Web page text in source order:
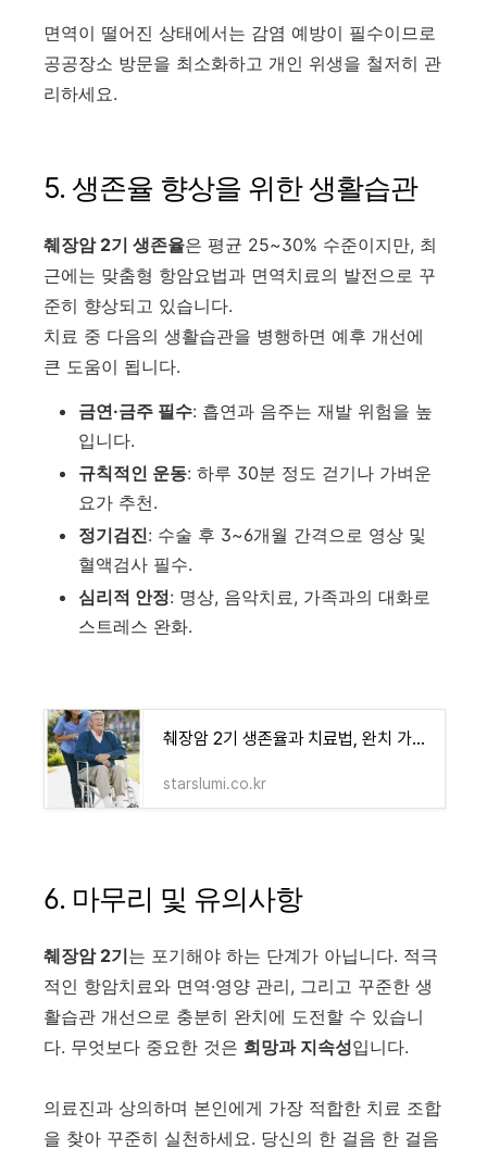
면역이 떨어진 상태에서는 감염 예방이 필수이므로
공공장소 방문을 최소화하고 개인 위생을 철저히 관
리하세요.
5. 생존율 향상을 위한 생활습관
췌장암 2기 생존율은 평균 25~30% 수준이지만, 최
근에는 맞춤형 항암요법과 면역치료의 발전으로 꾸
준히 향상되고 있습니다.
치료 중 다음의 생활습관을 병행하면 예후 개선에
큰 도움이 됩니다.
금연·금주 필수: 흡연과 음주는 재발 위험을 높
입니다.
규칙적인 운동: 하루 30분 정도 걷기나 가벼운
요가 추천.
정기검진: 수술 후 3~6개월 간격으로 영상 및
혈액검사 필수.
심리적 안정: 명상, 음악치료, 가족과의 대화로
스트레스 완화.
췌장암 2기 생존율과 치료법, 완치 가능성은? 실제 사례로 보는 희망의 길 - 블루 오아시스 정보
starslumi.co.kr
6. 마무리 및 유의사항
췌장암 2기는 포기해야 하는 단계가 아닙니다. 적극
적인 항암치료와 면역·영양 관리, 그리고 꾸준한 생
활습관 개선으로 충분히 완치에 도전할 수 있습니
다. 무엇보다 중요한 것은 희망과 지속성입니다.
의료진과 상의하며 본인에게 가장 적합한 치료 조합
을 찾아 꾸준히 실천하세요. 당신의 한 걸음 한 걸음